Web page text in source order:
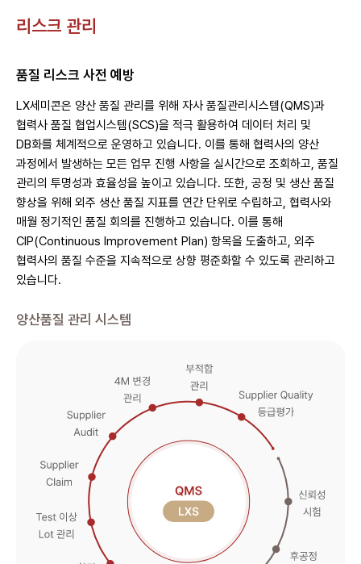
리스크 관리
품질 리스크 사전 예방
LX세미콘은 양산 품질 관리를 위해 자사 품질관리시스템(QMS)과
협력사 품질 협업시스템(SCS)을 적극 활용하여 데이터 처리 및
DB화를 체계적으로 운영하고 있습니다. 이를 통해 협력사의 양산
과정에서 발생하는 모든 업무 진행 사항을 실시간으로 조회하고, 품질
관리의 투명성과 효율성을 높이고 있습니다. 또한, 공정 및 생산 품질
향상을 위해 외주 생산 품질 지표를 연간 단위로 수립하고, 협력사와
매월 정기적인 품질 회의를 진행하고 있습니다. 이를 통해
CIP(Continuous Improvement Plan) 항목을 도출하고, 외주
협력사의 품질 수준을 지속적으로 상향 평준화할 수 있도록 관리하고
있습니다.
양산품질 관리 시스템